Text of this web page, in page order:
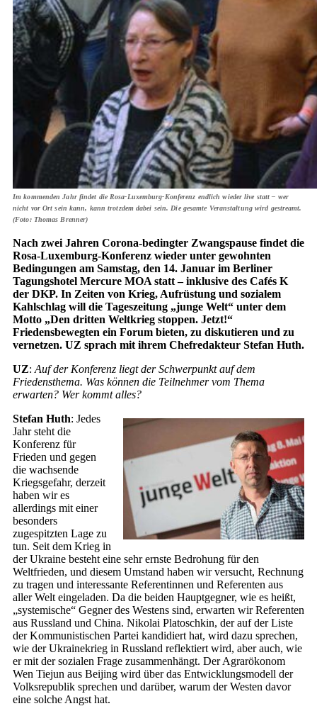
Im kommenden Jahr findet die Rosa-Luxemburg-Konferenz endlich wieder live statt – wer
nicht vor Ort sein kann, kann trotzdem dabei sein. Die gesamte Veranstaltung wird gestreamt.
(Foto: Thomas Brenner)
Nach zwei Jahren Corona-bedingter Zwangspause findet die
Rosa-Luxemburg-Konferenz wieder unter gewohnten
Bedingungen am Samstag, den 14. Januar im Berliner
Tagungshotel Mercure MOA statt – inklusive des Cafés K
der DKP. In Zeiten von Krieg, Aufrüstung und sozialem
Kahlschlag will die Tageszeitung „junge Welt“ unter dem
Motto „Den dritten Weltkrieg stoppen. Jetzt!“
Friedensbewegten ein Forum bieten, zu diskutieren und zu
vernetzen. UZ sprach mit ihrem Chefredakteur Stefan Huth.
UZ: Auf der Konferenz liegt der Schwerpunkt auf dem
Friedensthema. Was können die Teilnehmer vom Thema
erwarten? Wer kommt alles?
Stefan Huth: Jedes
Jahr steht die
Konferenz für
Frieden und gegen
die wachsende
Kriegsgefahr, derzeit
haben wir es
allerdings mit einer
besonders
zugespitzten Lage zu
tun. Seit dem Krieg in
der Ukraine besteht eine sehr ernste Bedrohung für den
Weltfrieden, und diesem Umstand haben wir versucht, Rechnung
zu tragen und interessante Referentinnen und Referenten aus
aller Welt eingeladen. Da die beiden Hauptgegner, wie es heißt,
„systemische“ Gegner des Westens sind, erwarten wir Referenten
aus Russland und China. Nikolai Platoschkin, der auf der Liste
der Kommunistischen Partei kandidiert hat, wird dazu sprechen,
wie der Ukrainekrieg in Russland reflektiert wird, aber auch, wie
er mit der sozialen Frage zusammenhängt. Der Agrarökonom
Wen Tiejun aus Beijing wird über das Entwicklungsmodell der
Volksrepublik sprechen und darüber, warum der Westen davor
eine solche Angst hat.